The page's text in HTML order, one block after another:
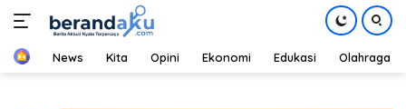
HomeNews Kita Opini Ekonomi Edukasi Olahraga